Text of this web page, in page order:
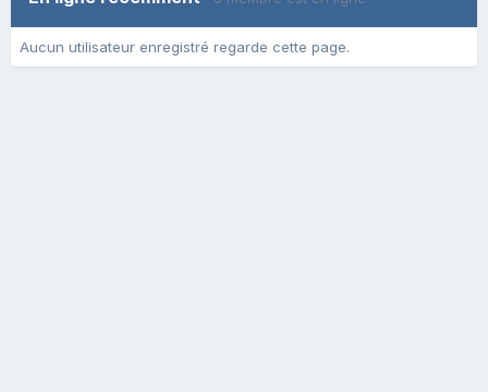
Aucun utilisateur enregistré regarde cette page.